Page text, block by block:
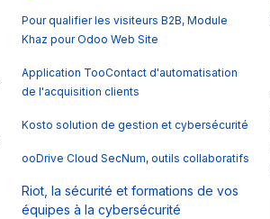
Pour qualifier les visiteurs B2B, Module
Khaz pour Odoo Web Site
Application TooContact d'automatisation
de l'acquisition clients
Kosto solution de gestion et cybersécurité
ooDrive Cloud SecNum, outils collaboratifs
Riot, la sécurité et formations de vos
équipes à la cybersécurité